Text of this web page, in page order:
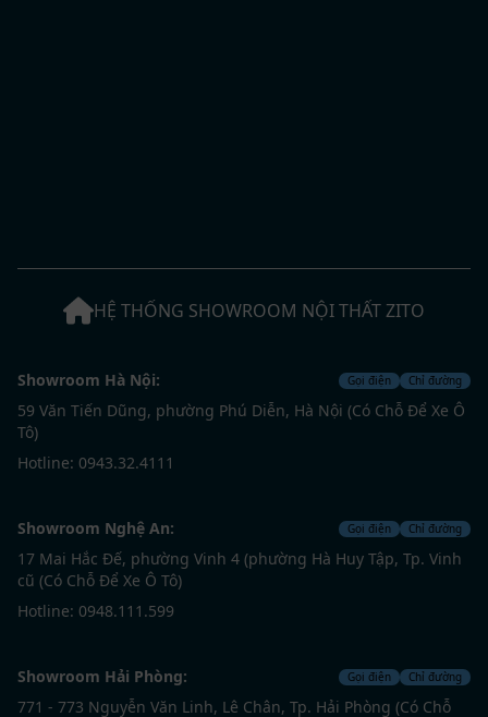
HỆ THỐNG SHOWROOM NỘI THẤT ZITO
Showroom Hà Nội: Gọi điện Chỉ đường
59 Văn Tiến Dũng, phường Phú Diễn, Hà Nội (Có Chỗ Để Xe Ô
Tô)
Hotline: 0943.32.4111
Showroom Nghệ An: Gọi điện Chỉ đường
17 Mai Hắc Đế, phường Vinh 4 (phường Hà Huy Tập, Tp. Vinh
cũ (Có Chỗ Để Xe Ô Tô)
Hotline: 0948.111.599
Showroom Hải Phòng: Gọi điện Chỉ đường
771 - 773 Nguyễn Văn Linh, Lê Chân, Tp. Hải Phòng (Có Chỗ